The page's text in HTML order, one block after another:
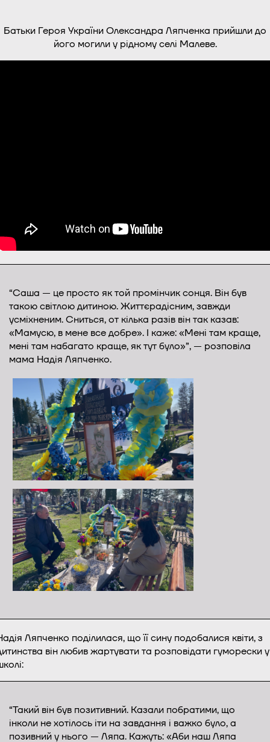
Батьки Героя України Олександра Ляпченка прийшли до
його могили у рідному селі Малеве.
“Саша — це просто як той промінчик сонця. Він був
такою світлою дитиною. Життєрадісним, завжди
усміхненим. Сниться, от кілька разів він так казав:
«Мамусю, в мене все добре». І каже: «Мені там краще,
мені там набагато краще, як тут було»”, — розповіла
мама Надія Ляпченко.
Ляпченко поділилася, що її сину подобалися квіти, з
він любив жартувати та розповідати гуморески у
“Такий він був позитивний. Казали побратими, що
інколи не хотілось іти на завдання і важко було, а
позивний у нього — Ляпа. Кажуть: «Аби наш Ляпа